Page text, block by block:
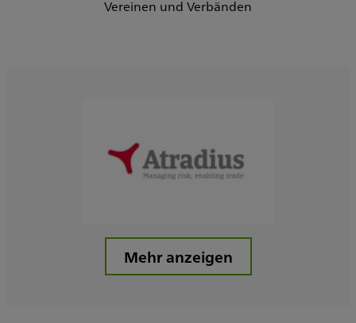
Vereinen und Verbänden
Mehr anzeigen